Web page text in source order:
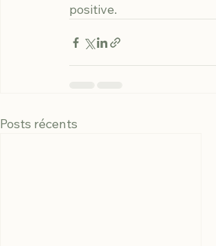
positive.
Posts récents